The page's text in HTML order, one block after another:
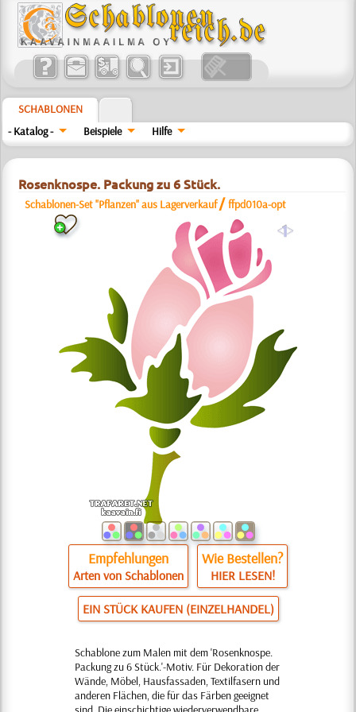
SCHABLONEN
- Katalog -
Beispiele Hilfe
Rosenknospe. Packung zu 6 Stück.
Schablonen-Set "Pflanzen" aus Lagerverkauf /ffpd010a-opt
a
Empfehlungen
Arten von Schablonen
Wie Bestellen?
HIER LESEN!
EIN STÜCK KAUFEN (EINZELHANDEL)
Schablone zum Malen mit dem 'Rosenknospe.
Packung zu 6 Stück.'-Motiv. Für Dekoration der
Wände, Möbel, Hausfassaden, Textilfasern und
anderen Flächen, die für das Färben geeignet